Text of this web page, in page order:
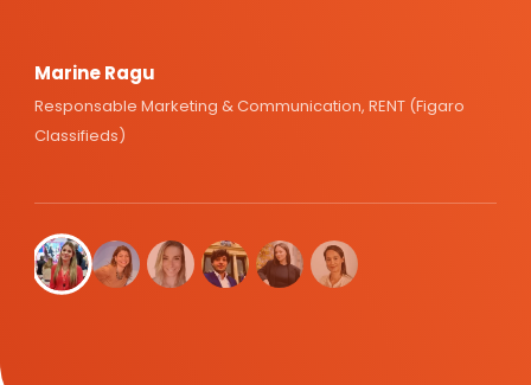
Marine Ragu
Responsable Marketing & Communication, RENT (Figaro
Classifieds)